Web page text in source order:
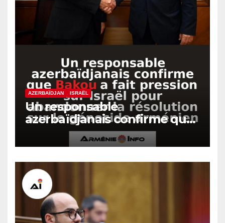
AZERBAÏDJAN ISRAËL
Un responsable
azerbaïdjanais confirme que
Bakou a fait pression sur
Israël pour abandonner la
arménien